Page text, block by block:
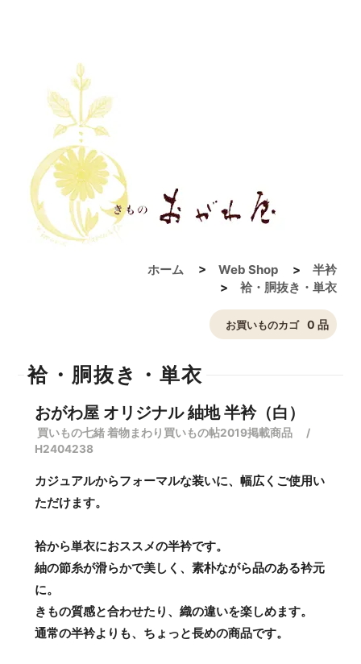
ホーム > Web Shop > 半衿
> 袷・胴抜き・単衣
お買いものカゴ 0 品
袷・胴抜き・単衣
おがわ屋 オリジナル 紬地 半衿（白）
買いもの七緒 着物まわり買いもの帖2019掲載商品 /
H2404238
カジュアルからフォーマルな装いに、幅広くご使用い
ただけます。
袷から単衣におススメの半衿です。
紬の節糸が滑らかで美しく、素朴ながら品のある衿元
に。
きもの質感と合わせたり、織の違いを楽しめます。
通常の半衿よりも、ちょっと長めの商品です。